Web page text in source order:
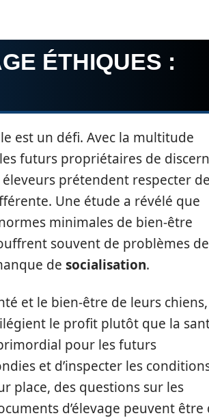
ÉTHIQUES :
est un défi. Avec la multitude
futurs propriétaires de
prétendent respecter
Une étude a révélé que
minimales de bien-être
souvent de problèmes de
de socialisation.
et le bien-être de leurs chiens,
le profit plutôt que la
pour les futurs
et d’inspecter les
place, des questions sur les
d’élevage peuvent être